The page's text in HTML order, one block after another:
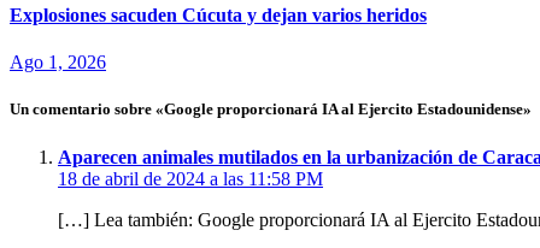
Explosiones sacuden Cúcuta y dejan varios heridos
Ago 1, 2026
Un comentario sobre «Google proporcionará IA al Ejercito Estadounidense»
Aparecen animales mutilados en la urbanización de
18 de abril de 2024 a las 11:58 PM
[…] Lea también: Google proporcionará IA al Ejercito